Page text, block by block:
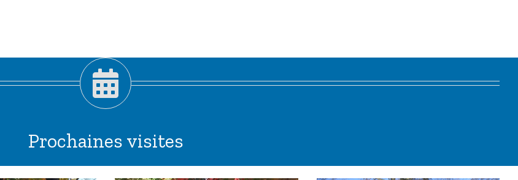
Prochaines visites